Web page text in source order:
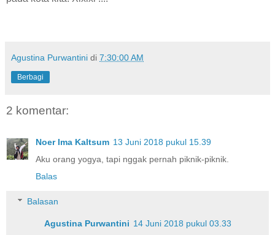
Agustina Purwantini di 7:30:00 AM
Berbagi
2 komentar:
Noer Ima Kaltsum 13 Juni 2018 pukul 15.39
Aku orang yogya, tapi nggak pernah piknik-piknik.
Balas
Balasan
Agustina Purwantini 14 Juni 2018 pukul 03.33